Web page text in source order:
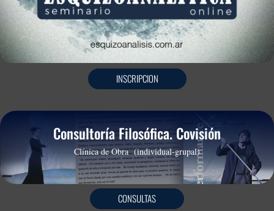
INSCRIPCION
Consultoría Filosófica. Covisión
Clínica de Obra (individual-grupal)
CONSULTAS